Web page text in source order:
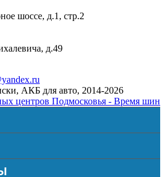
шоссе, д.1, стр.2
д.49
АКБ для авто, 2014-2026